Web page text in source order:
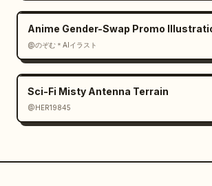
Anime Gender-Swap Promo
@のぞむ＊AIイラスト
Sci-Fi Misty Antenna Terrain
@HER19845